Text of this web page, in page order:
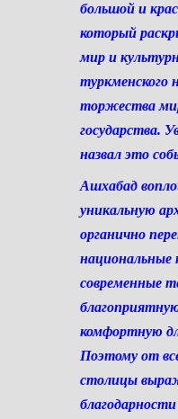
большой и
который
мир и
туркменского
торжества
государства.
назвал это
Ашхабад
уникальную
органично
национальные
современные
комфортную
Поэтому от
столицы